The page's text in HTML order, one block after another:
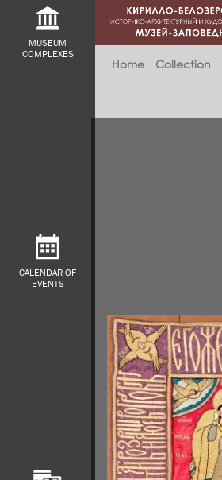
MUSEUM
COMPLEXES
CALENDAR OF
EVENTS
Home Collection